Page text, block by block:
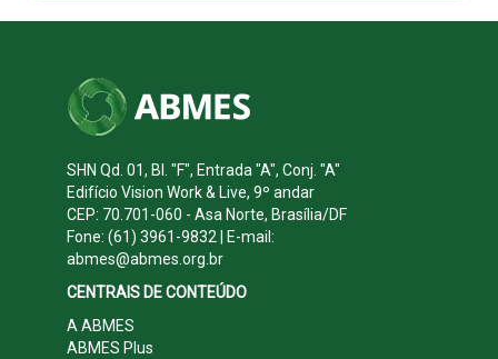
SHN Qd. 01, Bl. "F", Entrada "A", Conj. "A"
Edifício Vision Work & Live, 9º andar
CEP: 70.701-060 - Asa Norte, Brasília/DF
Fone: (61) 3961-9832 | E-mail:
abmes@abmes.org.br
CENTRAIS DE CONTEÚDO
A ABMES
ABMES Plus